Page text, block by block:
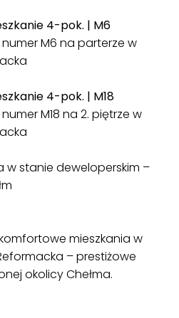
4-pok. | M6
M6 na parterze w
4-pok. | M18
M18 na 2. piętrze w
w stanie deweloperskim –
mieszkania w
– prestiżowe
okolicy Chełma.